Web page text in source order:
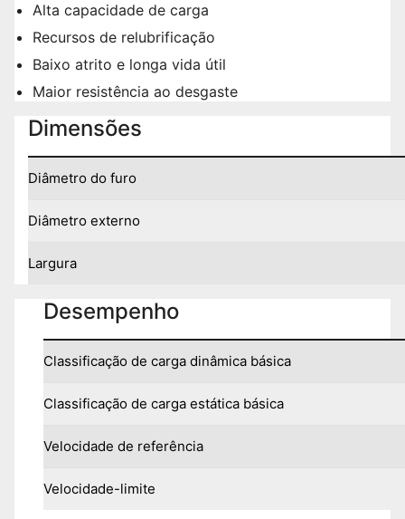
Alta capacidade de carga
Recursos de relubrificação
Baixo atrito e longa vida útil
Maior resistência ao desgaste
Dimensões
Diâmetro do furo
Diâmetro externo
Largura
Desempenho
Classificação de carga dinâmica básica
Classificação de carga estática básica
Velocidade de referência
Velocidade-limite